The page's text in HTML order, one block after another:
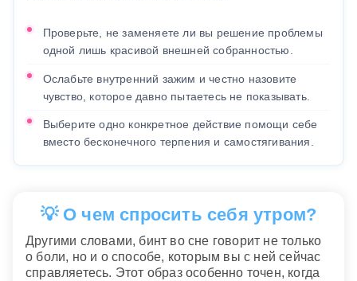
Проверьте, не заменяете ли вы решение проблемы
одной лишь красивой внешней собранностью.
Ослабьте внутренний зажим и честно назовите
чувство, которое давно пытаетесь не показывать.
Выберите одно конкретное действие помощи себе
вместо бесконечного терпения и самостягивания.
💡 О чем спросить себя утром?
Другими словами, бинт во сне говорит не только
о боли, но и о способе, которым вы с ней сейчас
справляетесь. Этот образ особенно точен, когда